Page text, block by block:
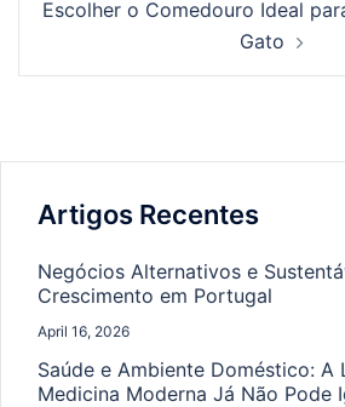
Escolher o Comedouro Ideal
Gato
Artigos Recentes
Negócios Alternativos e
Crescimento em Portugal
April 16, 2026
Saúde e Ambiente Doméstico: A
Medicina Moderna Já Não Pode